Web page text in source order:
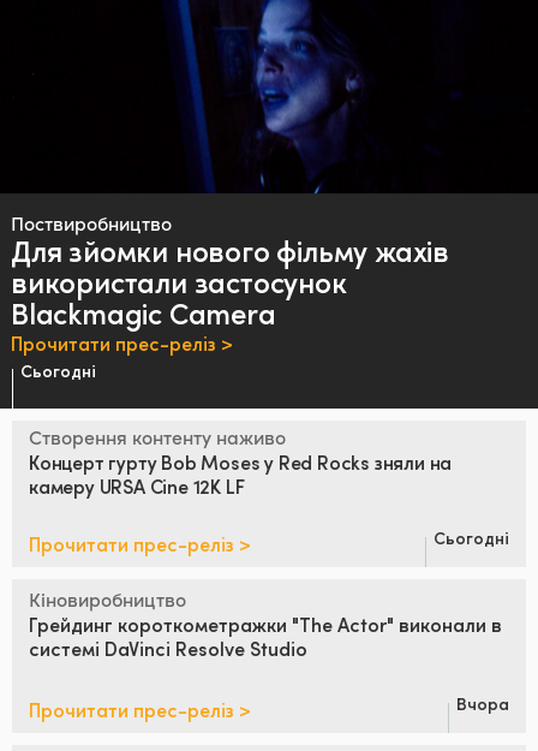
Поствиробництво
Для зйомки нового фільму жахів
використали застосунок
Blackmagic Camera
Прочитати прес-реліз >
Сьогодні
Створення контенту наживо
Концерт гуртуBob Moses у Red Rocks зняли на
камеру URSA Cine 12K LF
Прочитати прес-реліз > Сьогодні
Кіновиробництво
Грейдинг короткометражки "The Actor" виконали в
системі DaVinci Resolve Studio
Прочитати прес-реліз > Вчора